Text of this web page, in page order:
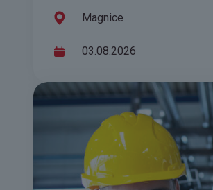
Magnice
03.08.2026